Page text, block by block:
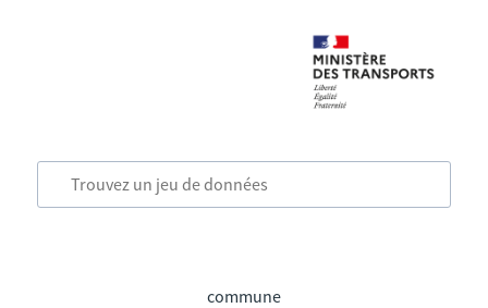
commune